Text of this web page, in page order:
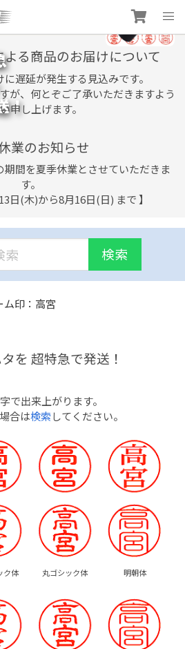
！
る商品のお届けについて
遅延が発生する見込みです。
が、何とぞご了承いただきますよう
申し上げます。
業のお知らせ
間を夏季休業とさせていただきま
す。
日(木)から8月16日(日) まで 】
検索
ム印：高宮
を 超特急で発送！
で出来上がります。
合は検索してください。
ク体 丸ゴシック体 明朝体